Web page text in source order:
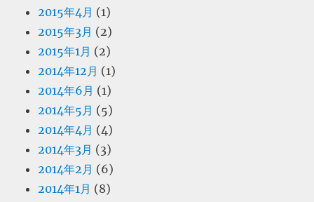
2015年4月 (1)
2015年3月 (2)
2015年1月 (2)
2014年12月 (1)
2014年6月 (1)
2014年5月 (5)
2014年4月 (4)
2014年3月 (3)
2014年2月 (6)
2014年1月 (8)